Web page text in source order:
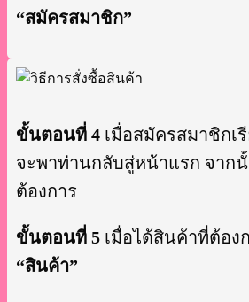
“สมัครสมาชิก”
ขั้นตอนที่ 4 เมื่อสมัครสมาชิกเ
จะพาท่านกลับสู่หน้าแรก จาก
ต้องการ
ขั้นตอนที่ 5 เมื่อได้สินค้าที่ต้อง
“สินค้า”